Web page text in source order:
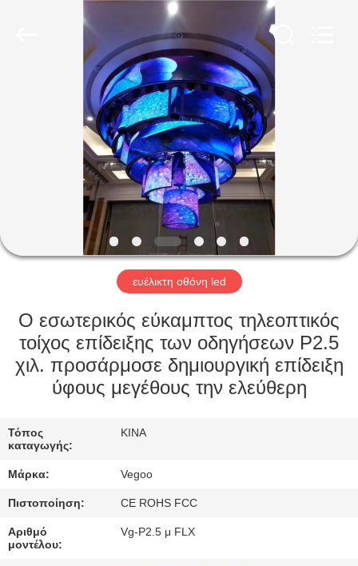
ΠΡΟΪΌΝΤΑ
ΒΊΝΤΕΟ
ΣΧΕΤΙΚΆ
ΜΕ
ΕΠΙΣΚΕΨΉ
ΕΡΓΟΣΤΑΣΊΟΥ
ΠΟΙΌΤΗΤΑΣ
ΕΠΙΚΟΙΝΩΝΉΣΤΕ
ΜΑΣ
ευέλικτη οθόνη led
Ο εσωτερικός εύκαμπτος τηλεοπτικός
τοίχος επίδειξης των οδηγήσεων P2.5
χιλ. προσάρμοσε δημιουργική επίδειξη
ύφους μεγέθους την ελεύθερη
Τόπος
καταγωγής:
ΚΙΝΑ
Μάρκα: Vegoo
Πιστοποίηση: CE ROHS FCC
Αριθμό
μοντέλου:
Vg-P2.5 μ FLX